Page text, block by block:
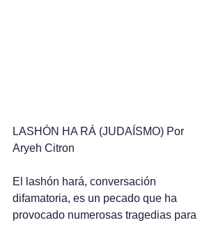
LASHÓN HA RÁ (JUDAÍSMO) Por
Aryeh Citron
El lashón hará, conversación
difamatoria, es un pecado que ha
provocado numerosas tragedias para